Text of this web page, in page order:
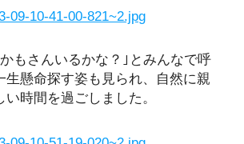
もさんいるかな？｣とみんなで呼
生懸命探す姿も見られ、自然に親
い時間を過ごしました。